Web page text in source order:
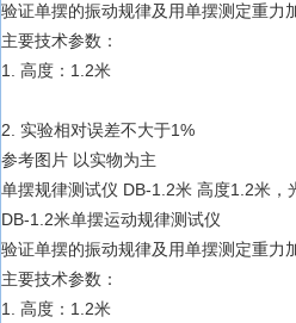
验证单摆的振动规律及用单摆测定重力
主要技术参数：
1. 高度：1.2米
2. 实验相对误差不大于1%
参考图片 以实物为主
单摆规律测试仪 DB-1.2米 高度1.2米，
DB-1.2米单摆运动规律测试仪
验证单摆的振动规律及用单摆测定重力
主要技术参数：
1. 高度：1.2米